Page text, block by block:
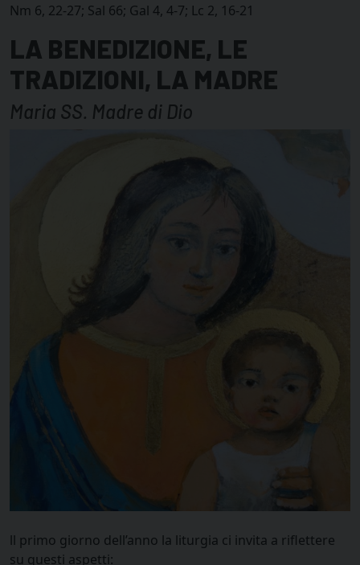
Nm 6, 22-27; Sal 66; Gal 4, 4-7; Lc 2, 16-21
LA BENEDIZIONE, LE
TRADIZIONI, LA MADRE
Maria SS. Madre di Dio
ll primo giorno dell’anno la liturgia ci invita a riflettere
su questi aspetti: